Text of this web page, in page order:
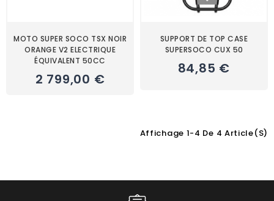
MOTO SUPER SOCO TSX NOIR
ORANGE V2 ELECTRIQUE
ÉQUIVALENT 50CC
2 799,00 €
SUPPORT DE TOP CASE
SUPERSOCO CUX 50
84,85 €
Affichage 1-4 De 4 Article(s)